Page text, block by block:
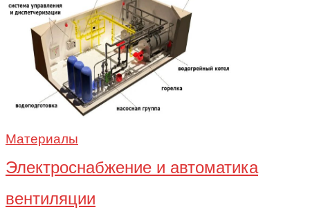
Материалы
Электроснабжение и автоматика
вентиляции